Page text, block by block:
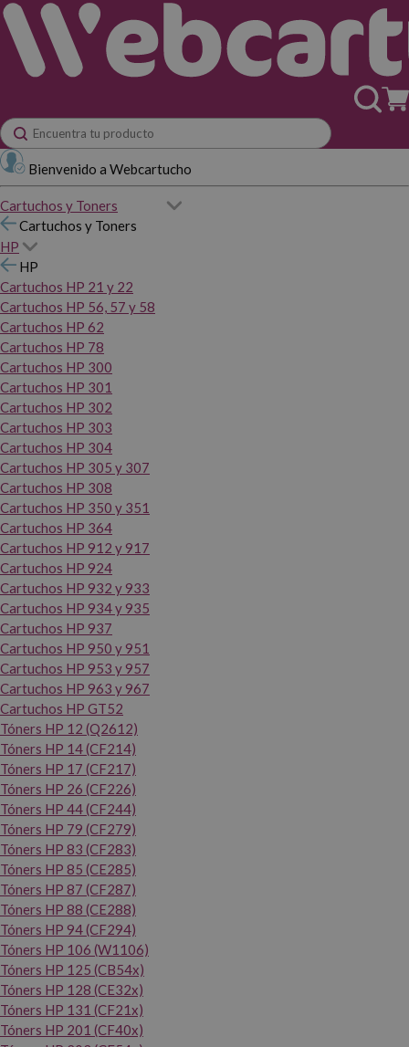
Bienvenido a Webcartucho
Cartuchos y Toners
Cartuchos y Toners
HP
HP
Cartuchos HP 21 y 22
Cartuchos HP 56, 57 y 58
Cartuchos HP 62
Cartuchos HP 78
Cartuchos HP 300
Cartuchos HP 301
Cartuchos HP 302
Cartuchos HP 303
Cartuchos HP 304
Cartuchos HP 305 y 307
Cartuchos HP 308
Cartuchos HP 350 y 351
Cartuchos HP 364
Cartuchos HP 912 y 917
Cartuchos HP 924
Cartuchos HP 932 y 933
Cartuchos HP 934 y 935
Cartuchos HP 937
Cartuchos HP 950 y 951
Cartuchos HP 953 y 957
Cartuchos HP 963 y 967
Cartuchos HP GT52
Tóners HP 12 (Q2612)
Tóners HP 14 (CF214)
Tóners HP 17 (CF217)
Tóners HP 26 (CF226)
Tóners HP 44 (CF244)
Tóners HP 79 (CF279)
Tóners HP 83 (CF283)
Tóners HP 85 (CE285)
Tóners HP 87 (CF287)
Tóners HP 88 (CE288)
Tóners HP 94 (CF294)
Tóners HP 106 (W1106)
Tóners HP 125 (CB54x)
Tóners HP 128 (CE32x)
Tóners HP 131 (CF21x)
Tóners HP 201 (CF40x)